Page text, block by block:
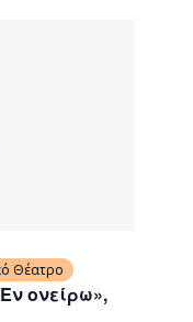
ονείρω»,
Θέατρο